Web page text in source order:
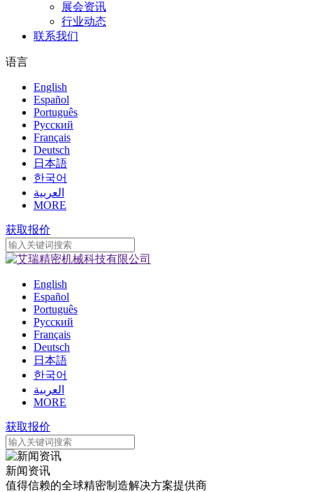
展会资讯
行业动态
联系我们
语言
English
Español
Português
Pусский
Français
Deutsch
日本語
한국어
العربية
MORE
获取报价
English
Español
Português
Pусский
Français
Deutsch
日本語
한국어
العربية
MORE
获取报价
新闻资讯
值得信赖的全球精密制造解决方案提供商